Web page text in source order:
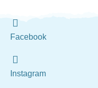
Facebook
Instagram